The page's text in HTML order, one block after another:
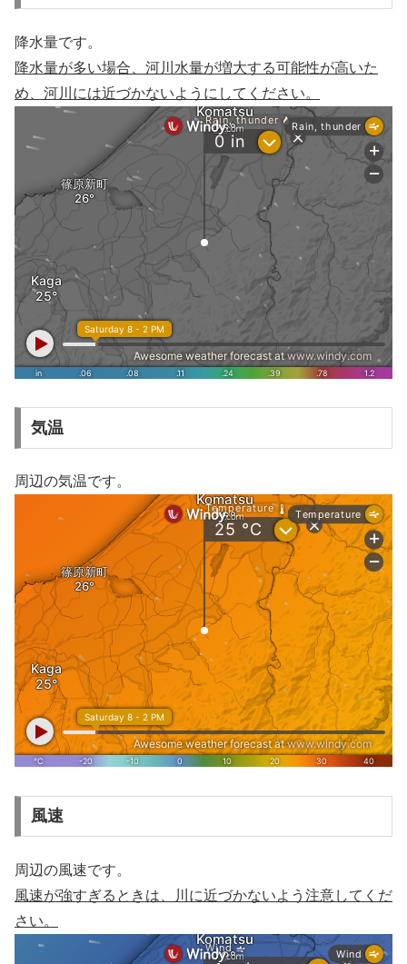
降水量です。
降水量が多い場合、河川水量が増大する可能性が高いた
め、河川には近づかないようにしてください。
気温
周辺の気温です。
風速
周辺の風速です。
風速が強すぎるときは、川に近づかないよう注意してくだ
さい。